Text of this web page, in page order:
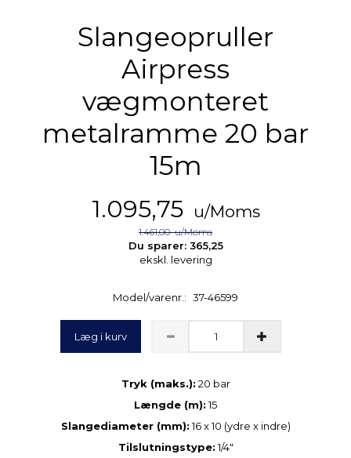
Slangeopruller
Airpress
vægmonteret
metalramme 20 bar
15m
1.095,75 u/Moms
1.461,00u/Moms
Du sparer: 365,25
ekskl. levering
Model/varenr.: 37-46599
Læg i kurv
Tryk (maks.): 20 bar
Længde (m):15
Slangediameter (mm):16 x 10 (ydre x indre)
Tilslutningstype:1/4"